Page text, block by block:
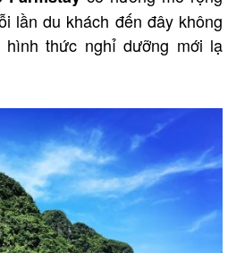
lần du khách đến đây không
thức nghỉ dưỡng mới lạ